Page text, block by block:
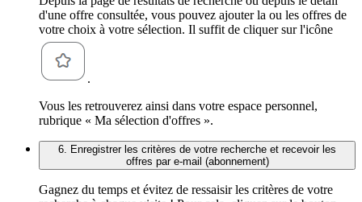
d'une offre consultée, vous pouvez ajouter la ou les offres de
votre choix à votre sélection. Il suffit de cliquer sur l'icône
.
Vous les retrouverez ainsi dans votre espace personnel,
rubrique « Ma sélection d'offres ».
6. Enregistrer les critères de votre recherche et recevoir les
offres par e-mail (abonnement)
Gagnez du temps et évitez de ressaisir les critères de votre